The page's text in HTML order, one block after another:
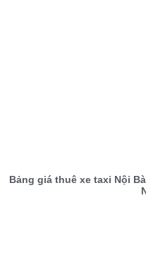
Bảng giá thuê xe taxi Nội